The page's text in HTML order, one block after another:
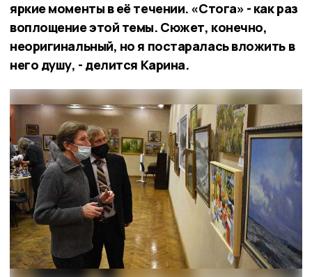
яркие моменты в её течении. «Стога» - как раз
воплощение этой темы. Сюжет, конечно,
неоригинальный, но я постаралась вложить в
него душу, - делится Карина.